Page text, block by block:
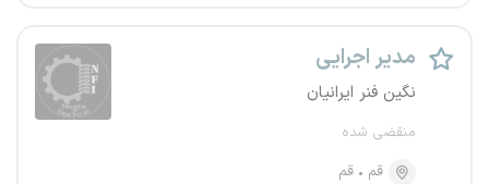
مدیر اجرایی
نگین فنر ایرانیان
منقضی شده
قم
قم